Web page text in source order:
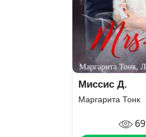
Миссис Д.
Маргарита Тонк
69